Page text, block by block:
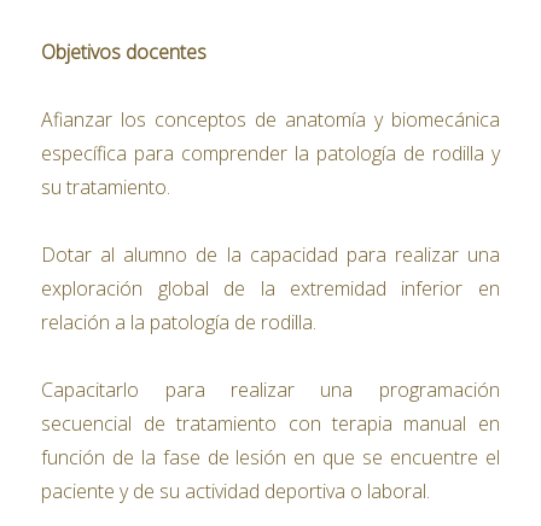
Objetivos docentes
Afianzar los conceptos de anatomía y biomecánica
específica para comprender la patología de rodilla y
su tratamiento.
Dotar al alumno de la capacidad para realizar una
exploración global de la extremidad inferior en
relación a la patología de rodilla.
Capacitarlo para realizar una programación
secuencial de tratamiento con terapia manual en
función de la fase de lesión en que se encuentre el
paciente y de su actividad deportiva o laboral.